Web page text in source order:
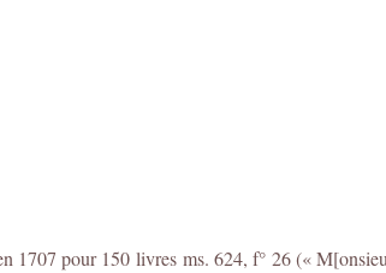
1707 pour 150 livres ms. 624, f° 26 («